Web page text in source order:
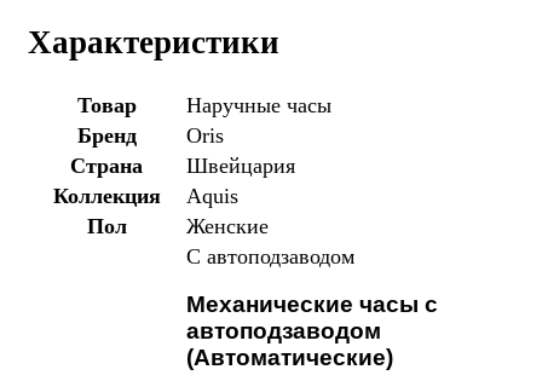
Характеристики
Товар
Наручные часы
Бренд
Oris
Страна
Швейцария
Коллекция
Aquis
Пол
Женские
С автоподзаводом
Механические часы с
автоподзаводом
(Автоматические)